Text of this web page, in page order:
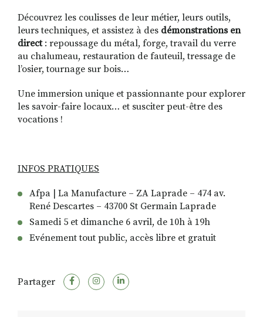
Découvrez les coulisses de leur métier, leurs outils,
leurs techniques, et assistez à des démonstrations en
direct: repoussage du métal, forge, travail du verre
au chalumeau, restauration de fauteuil, tressage de
l’osier, tournage sur bois…
Une immersion unique et passionnante pour explorer
les savoir-faire locaux… et susciter peut-être des
vocations !
INFOS PRATIQUES
Afpa | La Manufacture – ZA Laprade – 474 av.
René Descartes – 43700 St Germain Laprade
Samedi 5 et dimanche 6 avril, de 10h à 19h
Evénement tout public, accès libre et gratuit
Partager